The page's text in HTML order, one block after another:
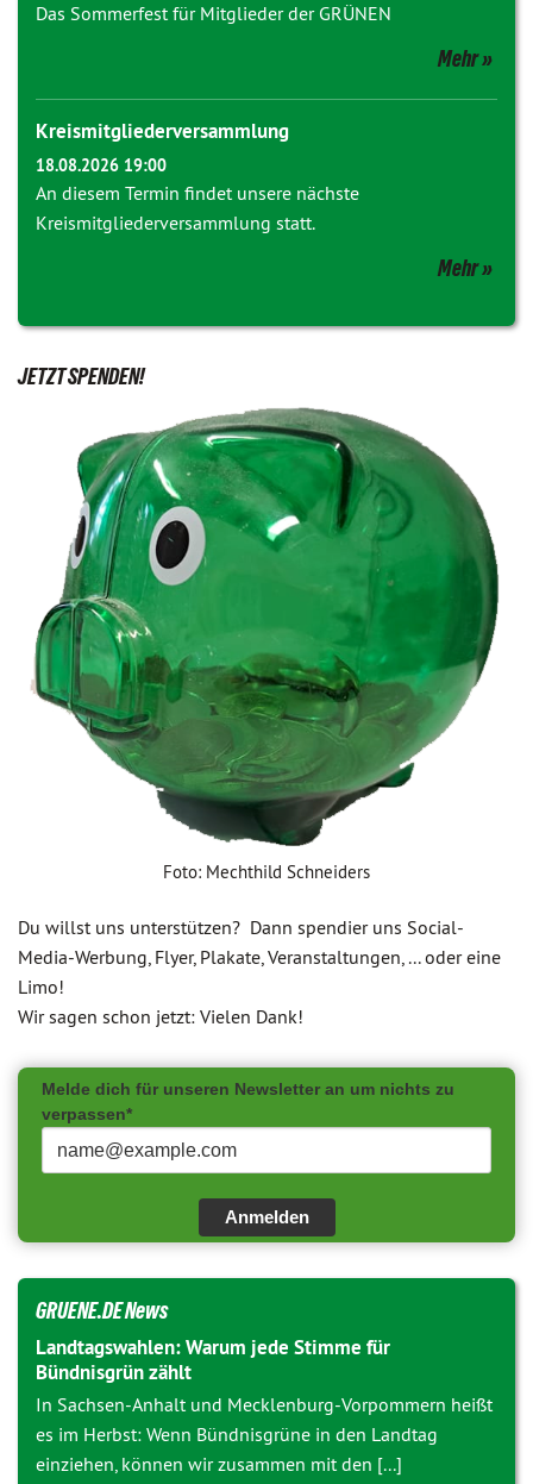
Das Sommerfest für Mitglieder der GRÜNEN
Mehr
Kreismitgliederversammlung
18.08.2026 19:00
An diesem Termin findet unsere nächste
Kreismitgliederversammlung statt.
Mehr
JETZT SPENDEN!
Foto: Mechthild Schneiders
Du willst uns unterstützen? Dann spendier uns Social-
Media-Werbung, Flyer, Plakate, Veranstaltungen, ... oder eine
Limo!
Wir sagen schon jetzt: Vielen Dank!
Melde dich für unseren Newsletter an um nichts zu
verpassen*
Anmelden
GRUENE.DE News
Landtagswahlen: Warum jede Stimme für
Bündnisgrün zählt
In Sachsen-Anhalt und Mecklenburg-Vorpommern heißt
es im Herbst: Wenn Bündnisgrüne in den Landtag
einziehen, können wir zusammen mit den [...]